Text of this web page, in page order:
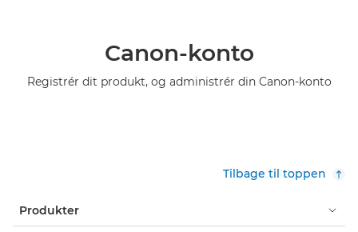
Canon-konto
Registrér dit produkt, og administrér din Canon-konto
Tilbage til toppen
Produkter